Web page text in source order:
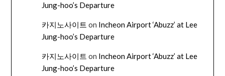
Jung-hoo’s Departure
카지노사이트 on Incheon Airport ‘Abuzz’ at Lee
Jung-hoo’s Departure
카지노사이트 on Incheon Airport ‘Abuzz’ at Lee
Jung-hoo’s Departure